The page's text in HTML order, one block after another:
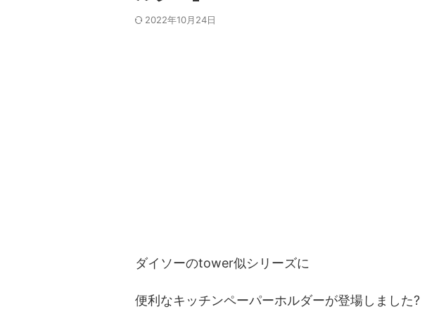
2022年10月24日
ダイソーのtower似シリーズに
便利なキッチンペーパーホルダーが登場しました?